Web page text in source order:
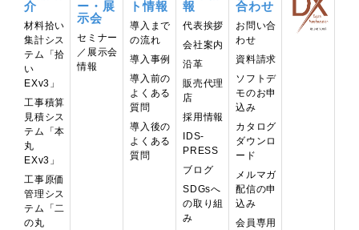
介
材料拾い
集計シス
テム「拾
い
EXv3」
工事積算
見積シス
テム「本
丸
EXv3」
工事原価
管理シス
テム「二
の丸
ー・展
示会
セミナー
／展示会
情報
ト情報
導⼊まで
の流れ
導入事例
導入前の
よくある
質問
導入後の
よくある
質問
報
代表挨拶
会社案内
沿革
販売代理
店
採用情報
IDS-
PRESS
ブログ
SDGsへ
の取り組
み
合わせ
お問い合
わせ
資料請求
ソフトデ
モのお申
込み
カタログ
ダウンロ
ード
メルマガ
配信の申
込み
会員専用